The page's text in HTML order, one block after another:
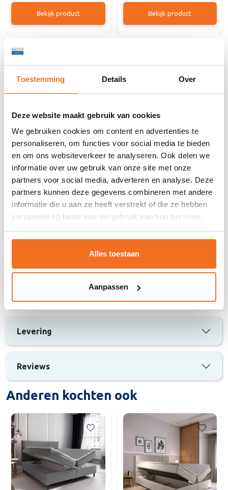
Toestemming Details Over
Deze website maakt gebruik van cookies
We gebruiken cookies om content en advertenties te
personaliseren, om functies voor social media te bieden
en om ons websiteverkeer te analyseren. Ook delen we
informatie over uw gebruik van onze site met onze
partners voor social media, adverteren en analyse. Deze
partners kunnen deze gegevens combineren met andere
informatie die u aan ze heeft verstrekt of die ze hebben
verzameld op basis van uw gebruik van hun services.
Alles toestaan
Aanpassen
Bekijk product Bekijk product
Beschrijving
Geleiders voor hoofdbord – Set
voor koppeling aan boxspring
Met deze geleiders bevestig je eenvoudig het
hoofdbord aan je boxspring.
Ze zorgen voor een stabiele, nette aansluiting tussen
hoofdbord en box, zonder zichtbare schroeven of
speling.
Voordelen
✅ Geschikt voor vrijwel alle boxspring hoofdborden
box
✅ Zorgt voor stevige, stabiele verbinding zonder
✅ Set van 2 stuks (M/V) – voldoende voor één
Levering
Reviews
Anderen kochten ook